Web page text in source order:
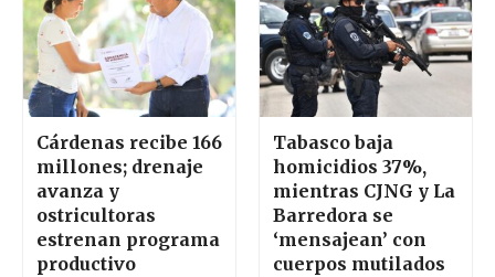
Cárdenas recibe 166
millones; drenaje
avanza y
ostricultoras
estrenan programa
productivo
Tabasco baja
homicidios 37%,
mientras CJNG y La
Barredora se
‘mensajean’ con
cuerpos mutilados